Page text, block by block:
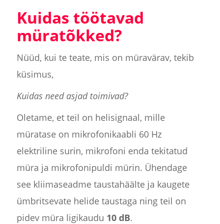
Kuidas töötavad
müratõkked?
Nüüd, kui te teate, mis on müravärav, tekib
küsimus,
Kuidas need asjad toimivad?
Oletame, et teil on helisignaal, mille
müratase on mikrofonikaabli 60 Hz
elektriline surin, mikrofoni enda tekitatud
müra ja mikrofonipuldi mürin. Ühendage
see kliimaseadme taustahäälte ja kaugete
ümbritsevate helide taustaga ning teil on
pidev müra ligikaudu 10 dB.